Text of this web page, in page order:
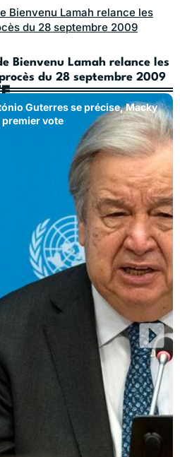
Bienvenu Lamah relance les
du 28 septembre 2009
Guterres se précise, Macky
vote